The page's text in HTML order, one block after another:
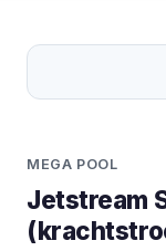
MEGA POOL
Jetstream